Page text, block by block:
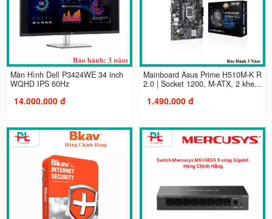
Màn Hình Dell P3424WE 34 inch
WQHD IPS 60Hz
14.000.000 đ
Mainboard Asus Prime H510M-K R
2.0 | Socket 1200, M-ATX, 2 khe...
1.490.000 đ